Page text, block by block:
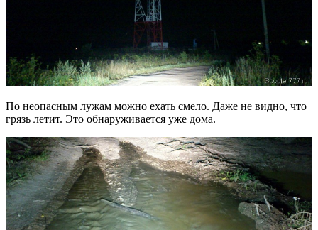
По неопасным лужам можно ехать смело. Даже не видно, что
грязь летит. Это обнаруживается уже дома.